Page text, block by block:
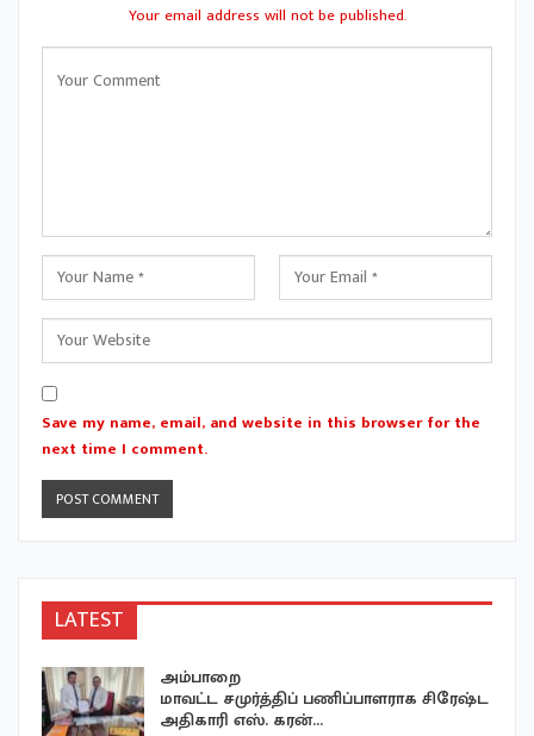
Your email address will not be published.
Save my name, email, and website in this browser for the
next time I comment.
LATEST
அம்பாறை
மாவட்ட சமுர்த்திப் பணிப்பாளராக சிரேஷ்ட
அதிகாரி எஸ். கரன்…